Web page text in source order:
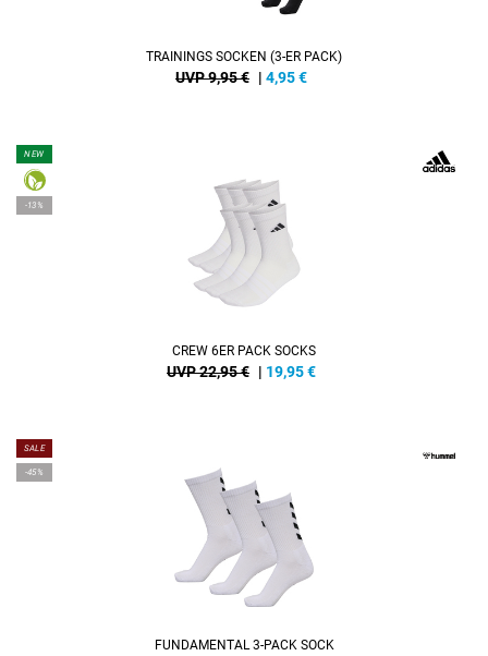
TRAININGS SOCKEN (3-ER PACK)
UVP 9,95 € | 4,95€
NEW
-13%
CREW 6ER PACK SOCKS
UVP 22,95 € | 19,95€
SALE
-45%
FUNDAMENTAL 3-PACK SOCK